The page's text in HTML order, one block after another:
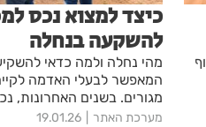
כיצד למצוא נכס
להשקעה בנחלה
מהי נחלה ולמה כדאי
המאפשר לבעלי האדמה
מגורים. בשנים האחרונות,
לאופציה מצוינת עבור
מערכת האתר 19.01.26